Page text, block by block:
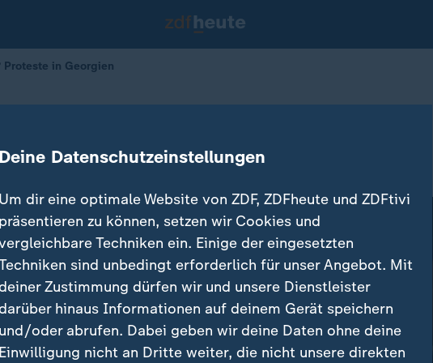
Proteste in Georgien
Proteste in Georgien
Deine Datenschutzeinstellungen
Um dir eine optimale Website von ZDF, ZDFheute und ZDFtivi
präsentieren zu können, setzen wir Cookies und
Techniken ein. Einige der eingesetzten
sind unbedingt erforderlich für unser Angebot. Mit
Zustimmung dürfen wir und unsere Dienstleister
hinaus Informationen auf deinem Gerät speichern
und/oder abrufen. Dabei geben wir deine Daten ohne deine
Einwilligung nicht an Dritte weiter, die nicht unsere direkten